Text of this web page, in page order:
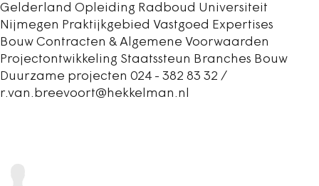
Gelderland Opleiding Radboud Universiteit
Nijmegen Praktijkgebied Vastgoed Expertises
Bouw Contracten & Algemene Voorwaarden
Projectontwikkeling Staatssteun Branches Bouw
Duurzame projecten 024 - 382 83 32 /
r.van.breevoort@hekkelman.nl